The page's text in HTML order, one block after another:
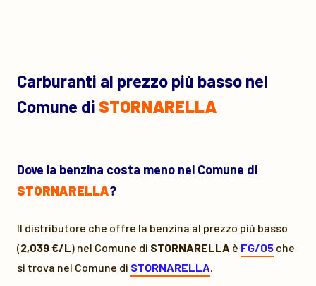
Carburanti al prezzo più basso nel
Comune di STORNARELLA
Dove la benzina costa meno nel Comune di
STORNARELLA?
Il distributore che offre la benzina al prezzo più basso
(2,039 €/L) nel Comune di STORNARELLA è FG/05 che
si trova nel Comune di STORNARELLA.